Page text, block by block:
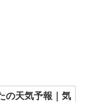
の天気予報｜気